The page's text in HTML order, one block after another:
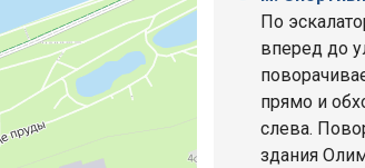
По
вперед до
прямо и
слева.
здания